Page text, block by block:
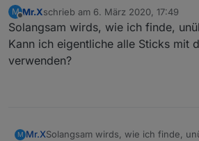
grundsätzlich hätte ich
Das mit der Antenne mit/
noch nicht ganz. Ich habe mal
mit Antenne bestellt, die
Die Pins zum Flashen sind
M
Offline
Mr.Xschrieb am 6. März 2020, 17:49
zuletzt editiert von
Solangsam wirds, wie ich finde,
Kann ich eigentliche alle Sticks mit
verwenden?
M Mr.XSolangsam wirds, wie ich finde,